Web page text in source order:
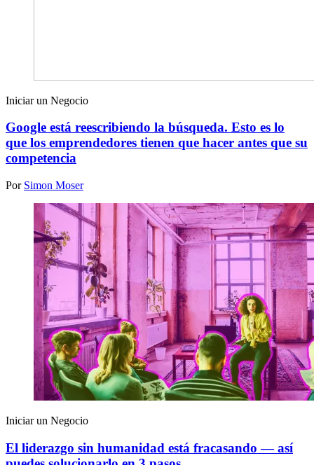
Iniciar un Negocio
Google está reescribiendo la búsqueda. Esto es lo
que los emprendedores tienen que hacer antes que su
competencia
Por Simon Moser
Iniciar un Negocio
El liderazgo sin humanidad está fracasando — así